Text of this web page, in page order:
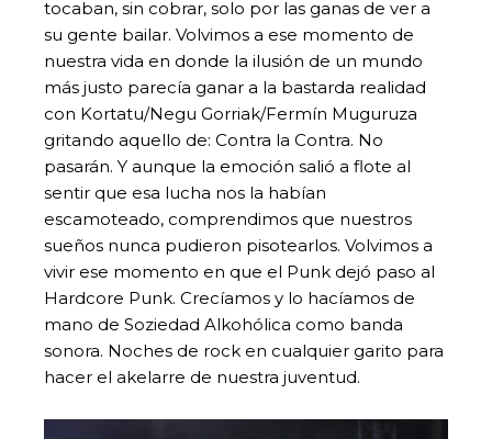
tocaban, sin cobrar, solo por las ganas de ver a
su gente bailar. Volvimos a ese momento de
nuestra vida en donde la ilusión de un mundo
más justo parecía ganar a la bastarda realidad
con Kortatu/Negu Gorriak/Fermín Muguruza
gritando aquello de: Contra la Contra. No
pasarán. Y aunque la emoción salió a flote al
sentir que esa lucha nos la habían
escamoteado, comprendimos que nuestros
sueños nunca pudieron pisotearlos. Volvimos a
vivir ese momento en que el Punk dejó paso al
Hardcore Punk. Crecíamos y lo hacíamos de
mano de Soziedad Alkohólica como banda
sonora. Noches de rock en cualquier garito para
hacer el akelarre de nuestra juventud.